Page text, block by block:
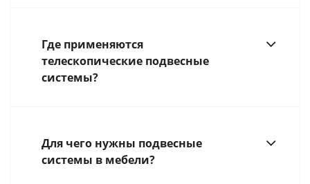
Где применяются
телескопические подвесные
системы?
Для чего нужны подвесные
системы в мебели?